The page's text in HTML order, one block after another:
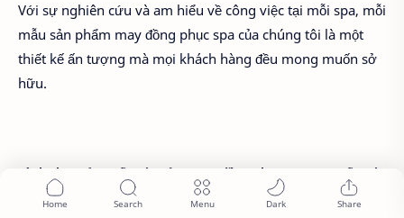
Với sự nghiên cứu và am hiểu về công việc tại mỗi spa, mỗi
mẫu sản phẩm may đồng phục spa của chúng tôi là một
thiết kế ấn tượng mà mọi khách hàng đều mong muốn sở
hữu.
Hình chụp sản xuất tại xưởng may đồng phục spa cung cấp tại
bình tân